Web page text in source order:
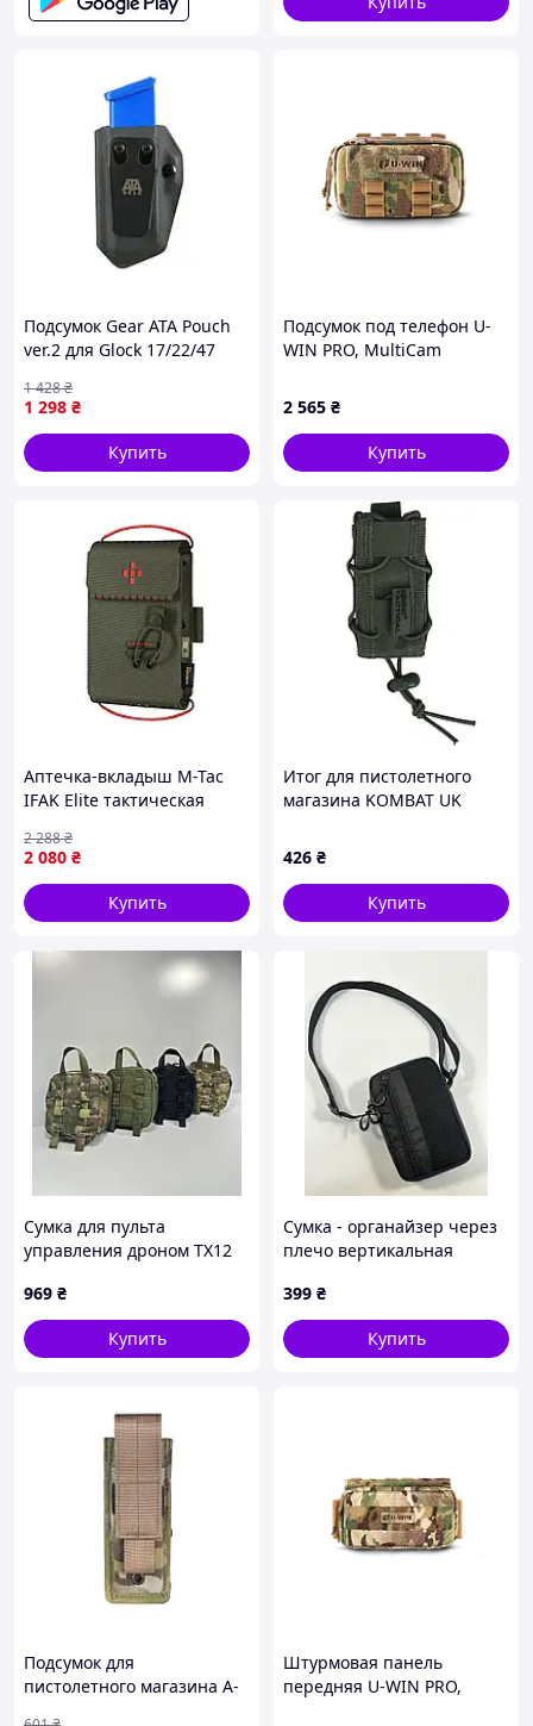
Характеристики:
Материал: нейлон
Ткань: износостойкая и водоотталкивающая
ткань.
Подкладка: мерсеризованный хлопок +
ногу
Габариты: 19 см х 20 см х 6 см
** Повернення товарів протягом 14 днів без пояснень
причини. (окрім товарів вказаних в переліку
зг.законодавста)
*** Гарантія на всі товари від 3 міс.
Подсумок Gear ATA Pouch
ver.2 для Glock 17/22/47
PV2G-VO
1 298 ₴
1 428₴
Купить
Подсумок под телефон U-
WIN PRO, MultiCam
2 565 ₴
Купить
Аптечка-вкладыш M-Tac
IFAK Elite тактическая
Green для медицинского
снаряжения 1055-VO
2 080 ₴
2 288₴
Купить
Итог для пистолетного
магазина KOMBAT UK
426 ₴
Купить
Сумка для пульта
управления дроном ТХ12
969 ₴
Купить
Сумка - органайзер через
плечо вертикальная
399 ₴
Купить
Подсумок для
пистолетного магазина A-
Штурмовая панель
передняя U-WIN PRO,